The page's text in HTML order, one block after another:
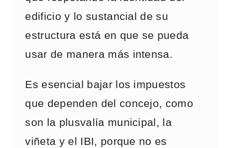
edificio y lo sustancial de su
estructura está en que se pueda
usar de manera más intensa.
Es esencial bajar los impuestos
que dependen del concejo, como
son la plusvalía municipal, la
viñeta y el IBI, porque no es